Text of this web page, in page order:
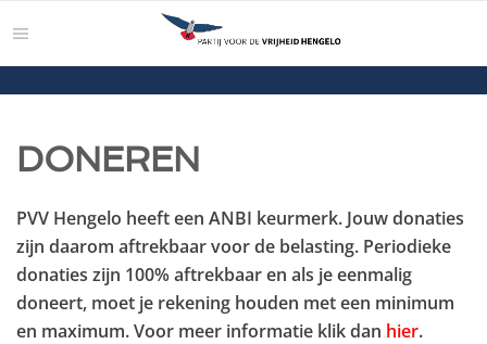
DONEREN
PVV Hengelo heeft een ANBI keurmerk. Jouw donaties
zijn daarom aftrekbaar voor de belasting. Periodieke
donaties zijn 100% aftrekbaar en als je eenmalig
doneert, moet je rekening houden met een minimum
en maximum. Voor meer informatie klik dan hier.